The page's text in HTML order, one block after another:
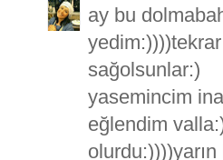
ay bu
sağolsunlar:)
yasemincim
eğlendim